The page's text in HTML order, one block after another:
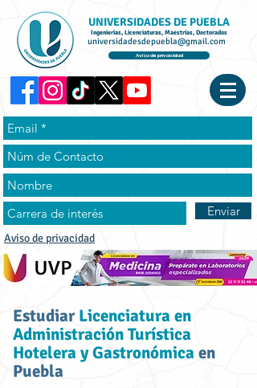
UNIVERSIDADES DE PUEBLA
Ingenierías, Licenciaturas, Maestrías, Doctorados
universidadesdepuebla@gmail.com
Aviso de privacidad
Enviar
Aviso de privacidad
EstudiarLicenciatura en
Administración Turística
Hotelera y Gastronómica en
Puebla